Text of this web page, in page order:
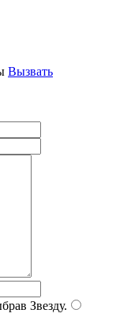
Вызвать
Звезду.